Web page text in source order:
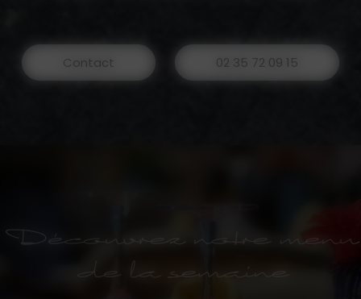
Contact 02 35 72 09 15
Découvrez notre menu
de la semaine